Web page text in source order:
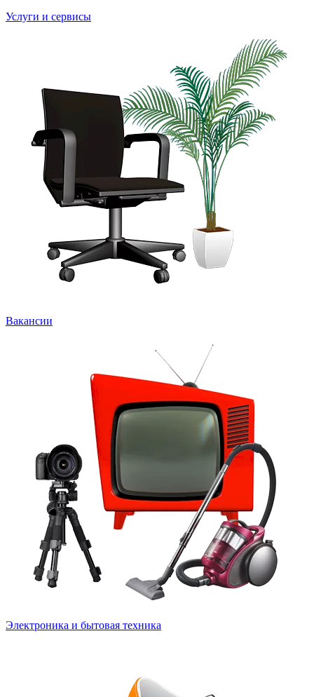
Услуги и сервисы
Вакансии
Электроника и бытовая техника